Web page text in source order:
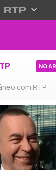
com RTP
NO AR